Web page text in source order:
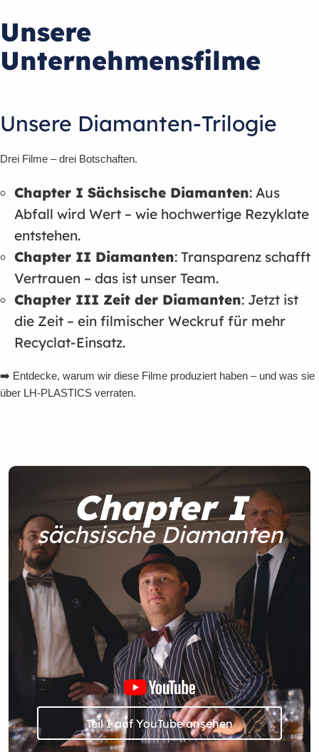
Unsere
Unternehmensfilme
Unsere Diamanten-Trilogie
Drei Filme – drei Botschaften.
Chapter I Sächsische Diamanten: Aus
Abfall wird Wert – wie hochwertige Rezyklate
entstehen.
Chapter II Diamanten: Transparenz schafft
Vertrauen – das ist unser Team.
Chapter III Zeit der Diamanten: Jetzt ist
die Zeit – ein filmischer Weckruf für mehr
Recyclat-Einsatz.
➡️ Entdecke, warum wir diese Filme produziert haben – und was sie
über LH-PLASTICS verraten.
Chapter I
sächsische Diamanten
Teil I auf YouTube ansehen